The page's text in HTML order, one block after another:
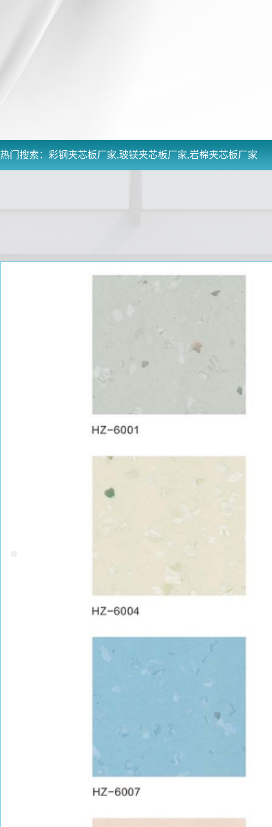
热门搜索： 彩钢夹芯板厂家,玻镁夹芯板厂家,岩棉夹芯板厂家
PRODUCT CENTER